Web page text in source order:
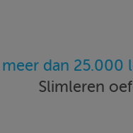
dan 25.000
Slimleren